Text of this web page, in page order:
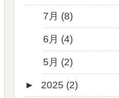
7月 (8)
6月 (4)
5月 (2)
► 2025 (2)